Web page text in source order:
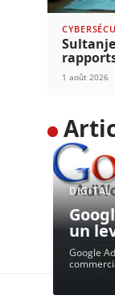
1 août 2026
DIGITAL
un
Google